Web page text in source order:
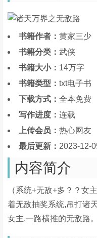
书籍作者：黄家三少
书籍分类：武侠
书籍大小： 14万字
书籍类型：txt电子书
下载方式：全本免费
写作进度：连载
上传会员：热心网友
最后更新： 2023-12-
内容简介
（系统+无敌+多？？女
着无敌抽奖系统,吊打诸
女主,一路横推的无敌路。